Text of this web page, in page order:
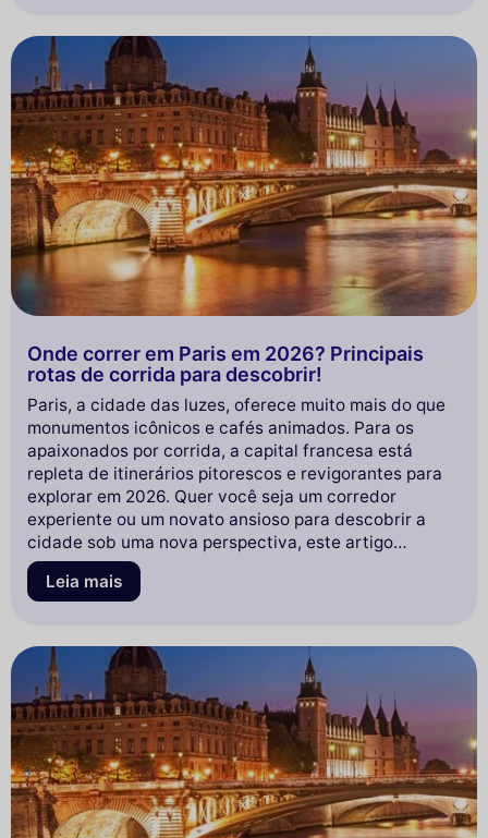
Onde correr em Paris em 2026? Principais
rotas de corrida para descobrir!
Paris, a cidade das luzes, oferece muito mais do que
monumentos icônicos e cafés animados. Para os
apaixonados por corrida, a capital francesa está
repleta de itinerários pitorescos e revigorantes para
explorar em 2026. Quer você seja um corredor
experiente ou um novato ansioso para descobrir a
cidade sob uma nova perspectiva, este artigo
revelará os melhores percursos, desde parques
verdejantes até as margens do Sena, passando por
em Paris!
Leia mais